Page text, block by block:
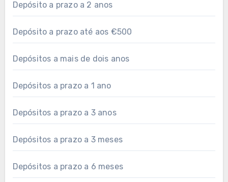
Depósito a prazo a 2 anos
Depósito a prazo até aos €500
Depósitos a mais de dois anos
Depósitos a prazo a 1 ano
Depósitos a prazo a 3 anos
Depósitos a prazo a 3 meses
Depósitos a prazo a 6 meses